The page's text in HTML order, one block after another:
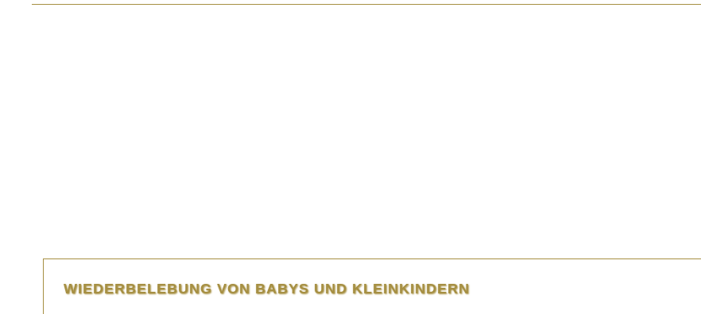
WIEDERBELEBUNG VON BABYS UND KLEINKINDERN